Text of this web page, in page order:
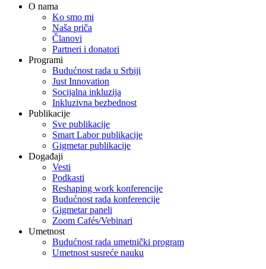
O nama
Ko smo mi
Naša priča
Članovi
Partneri i donatori
Programi
Budućnost rada u Srbiji
Just Innovation
Socijalna inkluzija
Inkluzivna bezbednost
Publikacije
Sve publikacije
Smart Labor publikacije
Gigmetar publikacije
Događaji
Vesti
Podkasti
Reshaping work konferencije
Budućnost rada konferencije
Gigmetar paneli
Zoom Cafés/Vebinari
Umetnost
Budućnost rada umetnički program
Umetnost susreće nauku